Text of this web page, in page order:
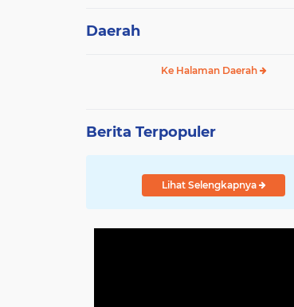
Daerah
Ke Halaman Daerah
Berita Terpopuler
Lihat Selengkapnya